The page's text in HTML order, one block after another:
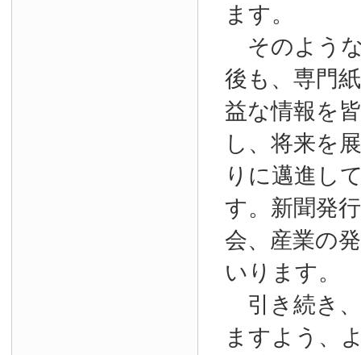
ます。
そのよう
後も、専門
益な情報を
し、将来を
りに邁進し
す。新聞発
会、産業の
いります。
引き続き
ますよう、